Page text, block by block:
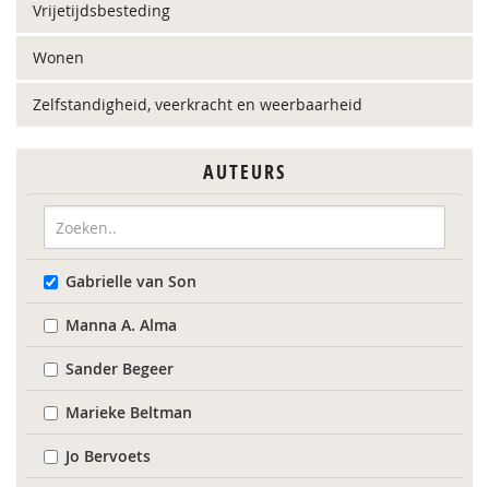
Vrijetijdsbesteding
Wonen
Zelfstandigheid, veerkracht en weerbaarheid
AUTEURS
Gabrielle van Son
Manna A. Alma
Sander Begeer
Marieke Beltman
Jo Bervoets